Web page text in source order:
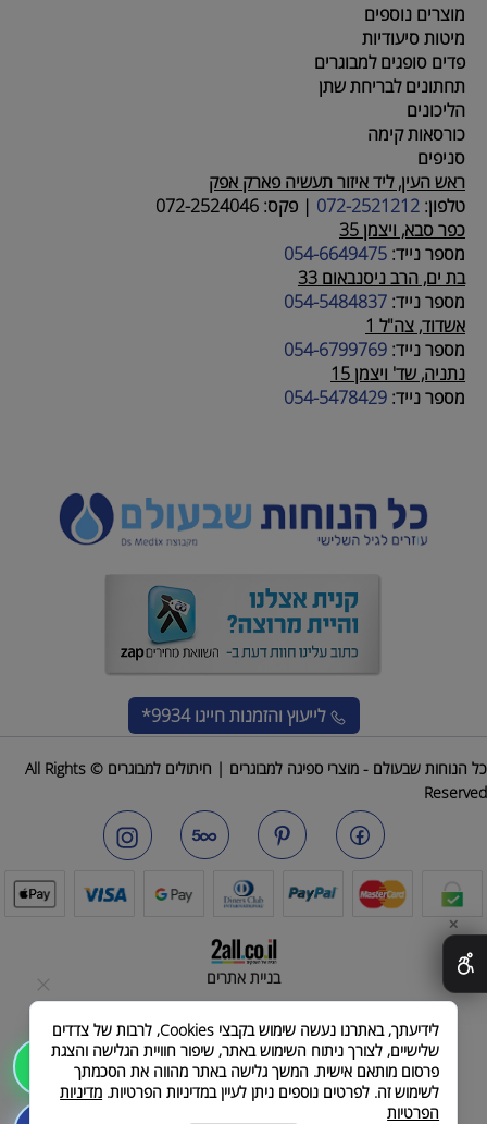
מוצרים נוספים
מיטות סיעודיות
פדים סופגים למבוגרים
תחתונים לבריחת שתן
הליכונים
כורסאות קימה
סניפים
ראש העין, ליד איזור תעשיה פארק אפק
טלפון: 072-2521212
| פקס:
כפר סבא, ויצמן 35
מספר נייד: 054-6649475
בת ים, הרב ניסנבאום 33
מספר נייד: 054-5484837
אשדוד, צה"ל 1
מספר נייד: 054-6799769
נתניה, שד' ויצמן 15
מספר נייד: 054-5478429
לייעוץ והזמנותחייגו 9934*
כל הנוחות שבעולם - מוצרי ספיגה למבוגרים | חיתולים למבוגרים © All Rights
Reserved
בניית אתרים
✕
לידיעתך, באתרנו נעשה שימוש בקבצי Cookies, לרבות של צדדים
שלישיים, לצורך ניתוח השימוש באתר, שיפור חוויית הגלישה והצגת
פרסום מותאם אישית. המשך גלישה באתר מהווה את הסכמתך
לשימוש זה. לפרטים נוספים ניתן לעיין במדיניות הפרטיות. מדיניות
הפרטיות
שלחו הודעה